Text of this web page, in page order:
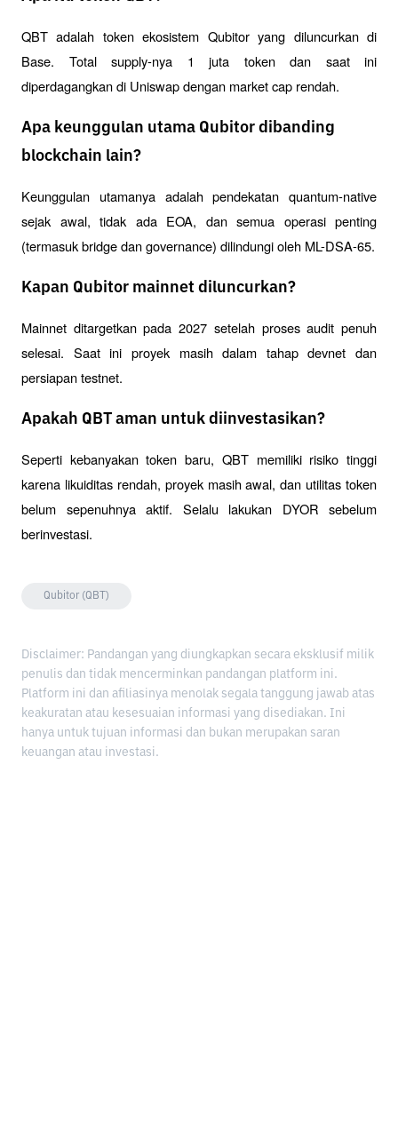
QBT adalah token ekosistem Qubitor yang diluncurkan di
Base. Total supply-nya 1 juta token dan saat ini
diperdagangkan di Uniswap dengan market cap rendah.
Apa keunggulan utama Qubitor dibanding
blockchain lain?
Keunggulan utamanya adalah pendekatan quantum-native
sejak awal, tidak ada EOA, dan semua operasi penting
(termasuk bridge dan governance) dilindungi oleh ML-DSA-65.
Kapan Qubitor mainnet diluncurkan?
Mainnet ditargetkan pada 2027 setelah proses audit penuh
selesai. Saat ini proyek masih dalam tahap devnet dan
persiapan testnet.
Apakah QBT aman untuk diinvestasikan?
Seperti kebanyakan token baru, QBT memiliki risiko tinggi
karena likuiditas rendah, proyek masih awal, dan utilitas token
belum sepenuhnya aktif. Selalu lakukan DYOR sebelum
berinvestasi.
Qubitor (QBT)
Disclaimer: Pandangan yang diungkapkan secara eksklusif milik
penulis dan tidak mencerminkan pandangan platform ini.
Platform ini dan afiliasinya menolak segala tanggung jawab atas
keakuratan atau kesesuaian informasi yang disediakan. Ini
hanya untuk tujuan informasi dan bukan merupakan saran
keuangan atau investasi.